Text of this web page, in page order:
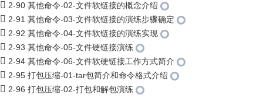
2-90 其他命令-02-文件软链接的概念介绍
2-91 其他命令-03-文件软链接的演练步骤确定
2-92 其他命令-04-文件软链接的演练实现
2-93 其他命令-05-文件硬链接演练
2-94 其他命令-06-文件软硬链接工作方式简介
2-95 打包压缩-01-tar包简介和命令格式介绍
2-96 打包压缩-02-打包和解包演练